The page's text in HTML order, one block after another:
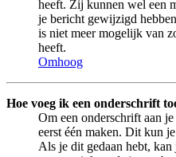
heeft. Zij kunnen wel een
je bericht gewijzigd
is niet meer mogelijk van
heeft.
Omhoog
Hoe voeg ik een onderschrift
Om een onderschrift aan
eerst één maken. Dit kun
Als je dit gedaan hebt, kan